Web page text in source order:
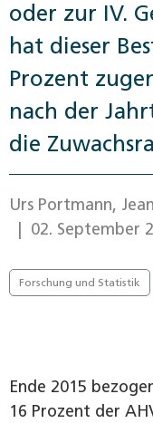
oder zur IV.
hat dieser
Prozent
nach der
die
Urs Portmann,
| 02. September
Forschung und Statistik
Ende 2015
16 Prozent der